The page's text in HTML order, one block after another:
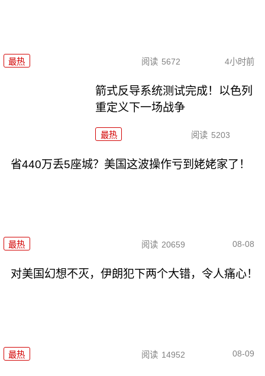
最热 阅读 5672 4小时前
箭式反导系统测试完成！以色列
重定义下一场战争
最热 阅读 5203
省440万丢5座城？美国这波操作亏到姥姥家了！
最热 阅读 20659 08-08
对美国幻想不灭，伊朗犯下两个大错，令人痛心！
最热 阅读 14952 08-09